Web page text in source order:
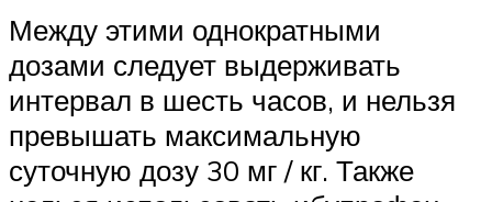
Между этими однократными
дозами следует выдерживать
интервал в шесть часов, и нельзя
превышать максимальную
суточную дозу 30 мг / кг. Также